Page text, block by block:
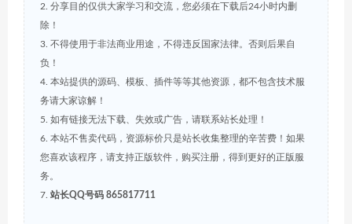
2. 分享目的仅供大家学习和交流，您必须在下载后24小时内删
除！
3. 不得使用于非法商业用途，不得违反国家法律。否则后果自
负！
4. 本站提供的源码、模板、插件等等其他资源，都不包含技术服
务请大家谅解！
5. 如有链接无法下载、失效或广告，请联系站长处理！
6. 本站不售卖代码，资源标价只是站长收集整理的辛苦费！如果
您喜欢该程序，请支持正版软件，购买注册，得到更好的正版服
务。
7. 站长QQ号码 865817711